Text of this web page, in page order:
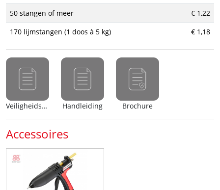
50 stangen of meer
€ 1,22
170 lijmstangen (1 doos à 5 kg)
€ 1,18
Veiligheidsblad (nl) Handleiding Brochure
Accessoires